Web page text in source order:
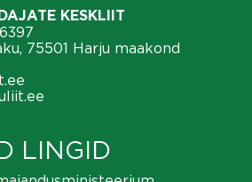
KESKLIIT
75501 Harju maakond
LINGID